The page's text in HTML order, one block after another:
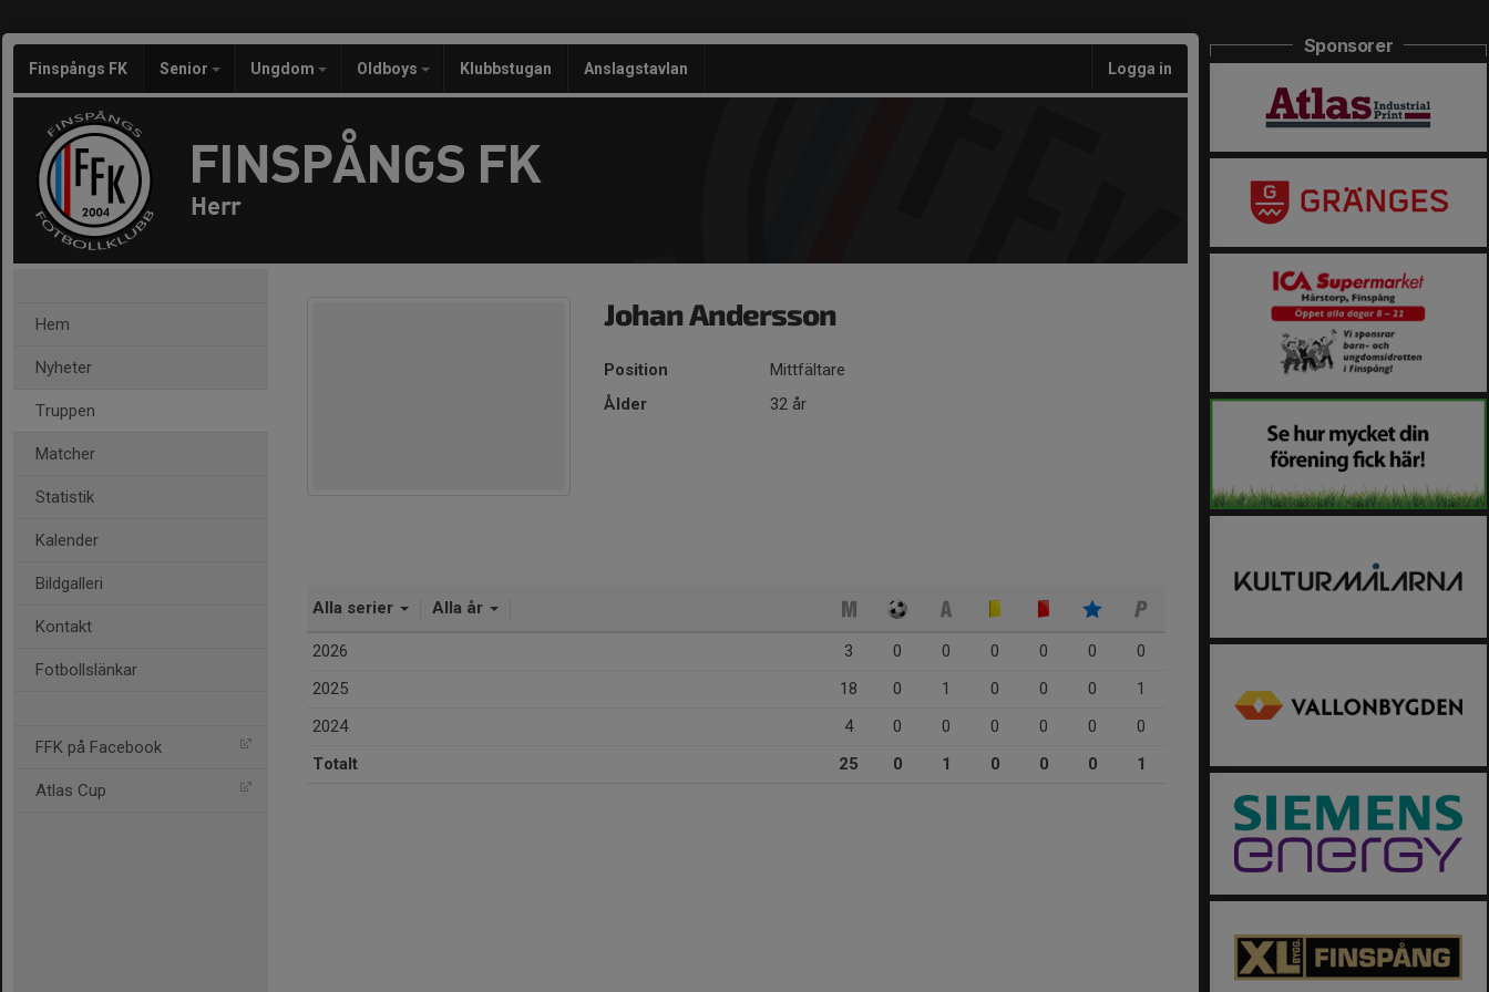
Finspångs FK Senior Ungdom Oldboys Klubbstugan Anslagstavlan Logga in
FINSPÅNGS FK
Herr
Hem
Nyheter
Truppen
Matcher
Statistik
Kalender
Bildgalleri
Kontakt
Fotbollslänkar
FFK på Facebook
Atlas Cup
Johan Andersson
Position
Mittfältare
Ålder
32 år
Alla serier Alla år
2026 3 0 0 0 0 0
0
2025
18 0 1 0 0 0
1
2024
4 0 0 0 0 0
0
Totalt
25 0 1 0 0 0 1
Sponsorer